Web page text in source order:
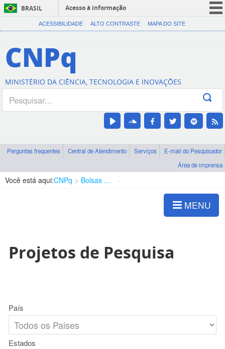
BRASIL
Acesso à informação
CORONAVÍRUS (COVID-19)
Canais
ACESSIBILIDADE ALTO CONTRASTE MAPA DO SITE
CNPq
MINISTÉRIO DA CIÊNCIA, TECNOLOGIA E INOVAÇÕES
Perguntas frequentes Central de Atendimento Serviços
E-mail do Pesquisador
Área de imprensa
Você está aqui:CNPq Bolsas e Auxílios Vigentes
MENU
Projetos de Pesquisa
País
Estados